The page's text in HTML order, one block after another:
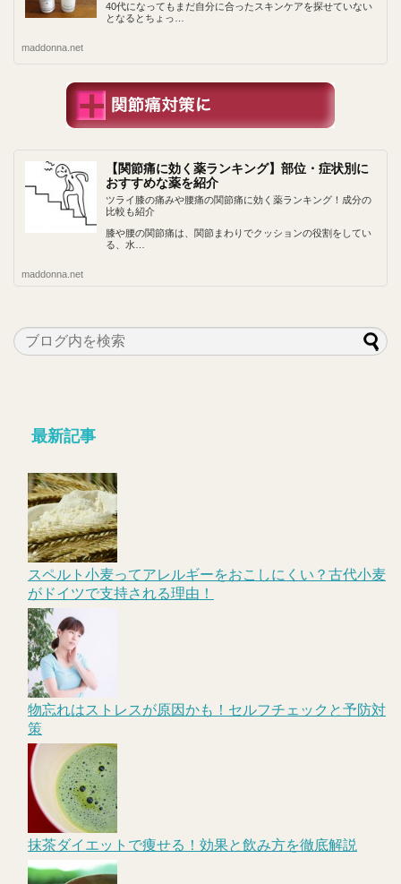
40代になってもまだ自分に合ったスキンケアを探せていない
となるとちょっ…
maddonna.net
【関節痛に効く薬ランキング】部位・症状別に
おすすめな薬を紹介
ツライ膝の痛みや腰痛の関節痛に効く薬ランキング！成分の
比較も紹介
膝や腰の関節痛は、関節まわりでクッションの役割をしてい
る、水…
maddonna.net
最新記事
スペルト小麦ってアレルギーをおこしにくい？古代小麦
がドイツで支持される理由！
物忘れはストレスが原因かも！セルフチェックと予防対
策
抹茶ダイエットで痩せる！効果と飲み方を徹底解説